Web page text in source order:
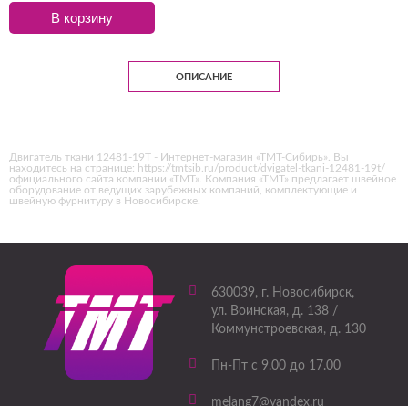
В корзину
ОПИСАНИЕ
Двигатель ткани 12481-19T - Интернет-магазин «ТМТ-Сибирь». Вы
находитесь на странице: https://tmtsib.ru/product/dvigatel-tkani-12481-19t/
официального сайта компании «ТМТ». Компания «ТМТ» предлагает швейное
оборудование от ведущих зарубежных компаний, комплектующие и
швейную фурнитуру в Новосибирске.
630039, г. Новосибирск,
ул. Воинская, д. 138 /
Коммунстроевская, д. 130
Пн-Пт с 9.00 до 17.00
melang7@yandex.ru